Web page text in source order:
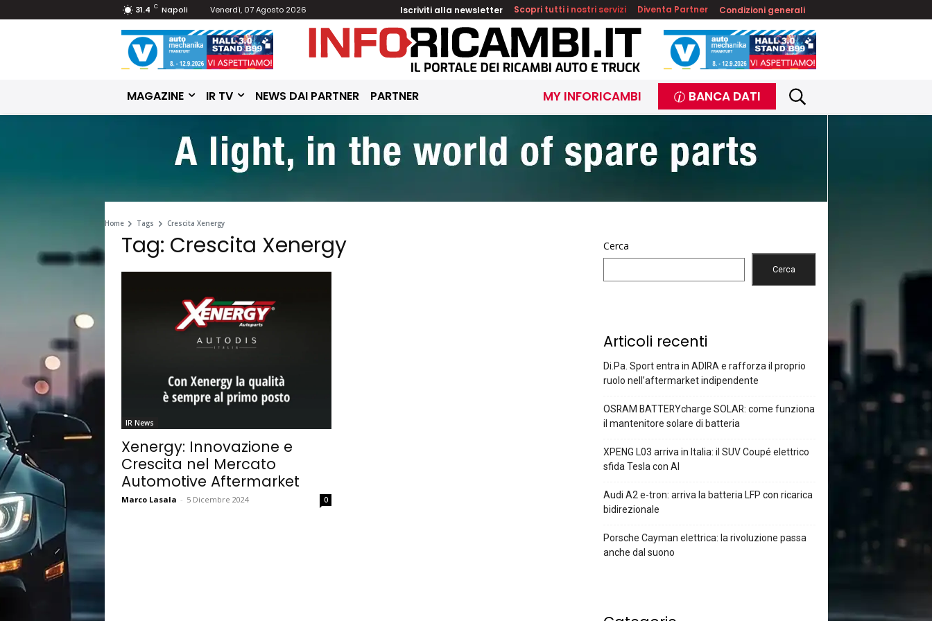
31.4 C Napoli Venerdì, 07 Agosto 2026 Iscriviti alla newsletter Scopri tutti i nostri servizi Diventa Partner Condizioni generali
MAGAZINE IR TV NEWS DAI PARTNER PARTNER MY INFORICAMBI BANCA DATI
Home Tags Crescita Xenergy
Tag: Crescita Xenergy
IR News
Xenergy: Innovazione e
Crescita nel Mercato
Automotive Aftermarket
Marco Lasala - 5 Dicembre 2024 0
Cerca
Cerca
Articoli recenti
Di.Pa. Sport entra in ADIRA e rafforza il proprio
ruolo nell’aftermarket indipendente
OSRAM BATTERYcharge SOLAR: come funziona
il mantenitore solare di batteria
XPENG L03 arriva in Italia: il SUV Coupé elettrico
sfida Tesla con AI
Audi A2 e-tron: arriva la batteria LFP con ricarica
bidirezionale
Porsche Cayman elettrica: la rivoluzione passa
anche dal suono